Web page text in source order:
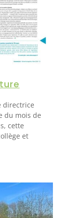
directrice
du mois de
cette
et